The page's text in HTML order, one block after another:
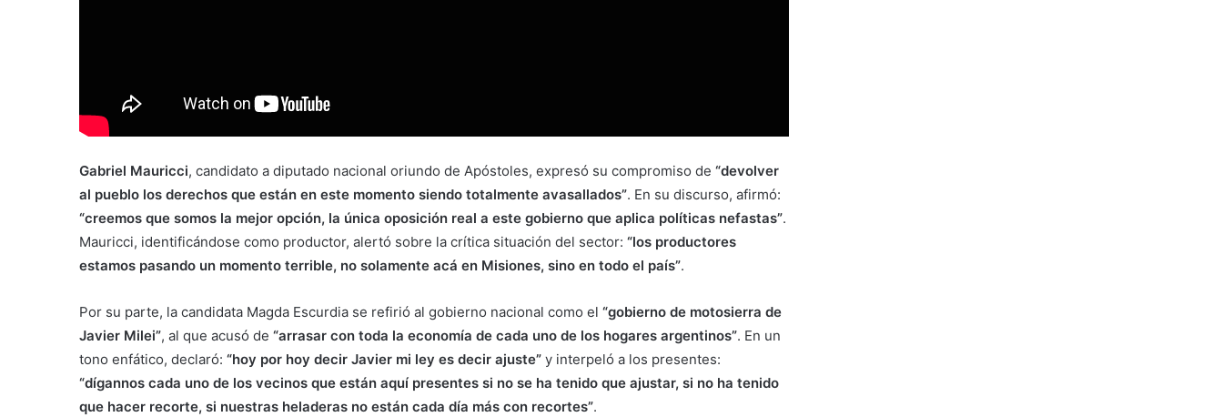
Gabriel Mauricci, candidato a diputado nacional oriundo de Apóstoles, expresó su compromiso de “devolver
al pueblo los derechos que están en este momento siendo totalmente avasallados”. En su discurso, afirmó:
“creemos que somos la mejor opción, la única oposición real a este gobierno que aplica políticas nefastas”.
Mauricci, identificándose como productor, alertó sobre la crítica situación del sector: “los productores
estamos pasando un momento terrible, no solamente acá en Misiones, sino en todo el país”.
Por su parte, la candidata Magda Escurdia se refirió al gobierno nacional como el “gobierno de motosierra de
Javier Milei”, al que acusó de “arrasar con toda la economía de cada uno de los hogares argentinos”. En un
tono enfático, declaró: “hoy por hoy decir Javier mi ley es decir ajuste” y interpeló a los presentes:
“dígannos cada uno de los vecinos que están aquí presentes si no se ha tenido que ajustar, si no ha tenido
que hacer recorte, si nuestras heladeras no están cada día más con recortes”.